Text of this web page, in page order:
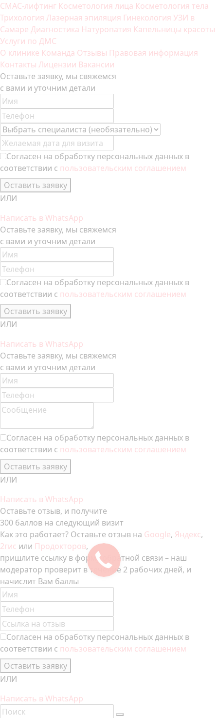
СМАС-лифтинг Косметология лица Косметология тела
Трихология Лазерная эпиляция Гинекология УЗИ в
Самаре Диагностика Натуропатия Капельницы красоты
Услуги по ДМС
О клинике Команда Отзывы Правовая информация
Контакты Лицензии Вакансии
Оставьте заявку, мы свяжемся
с вами и уточним детали
Согласен на обработку персональных данных в
соответствии с пользовательским соглашением
Оставить заявку
ИЛИ
Написать в WhatsApp
Оставьте заявку, мы свяжемся
с вами и уточним детали
Согласен на обработку персональных данных в
соответствии с пользовательским соглашением
Оставить заявку
ИЛИ
Написать в WhatsApp
Оставьте заявку, мы свяжемся
с вами и уточним детали
Согласен на обработку персональных данных в
соответствии с пользовательским соглашением
Оставить заявку
ИЛИ
Написать в WhatsApp
Оставьте отзыв, и получите
300 баллов на следующий визит
Как это работает? Оставьте отзыв на Google, Яндекс,
2гис или Продокторов,
пришлите ссылку в форму обратной связи – наш
модератор проверит в течение 2 рабочих дней, и
начислит Вам баллы
Согласен на обработку персональных данных в
соответствии с пользовательским соглашением
Оставить заявку
ИЛИ
Написать в WhatsApp